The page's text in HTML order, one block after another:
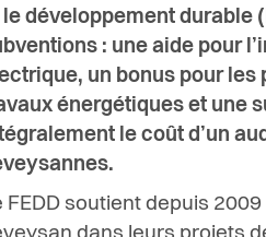
le développement durable
: une aide pour
un bonus pour
énergétiques et une
le coût d’un
FEDD soutient depuis